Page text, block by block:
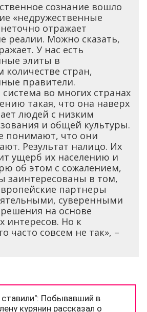
сознание вошло
«недружественные
отражает
реалии. Можно сказать,
У нас есть
элиты в
количестве стран,
правители.
во многих странах
такая, что она наверх
людей с низким
и общей культуры.
понимают, что они
Результат налицо. Их
ущерб их населению и
об этом с сожалением,
заинтересованы в том,
партнеры
суверенными
на основе
интересов. Но к
часто совсем не так», –